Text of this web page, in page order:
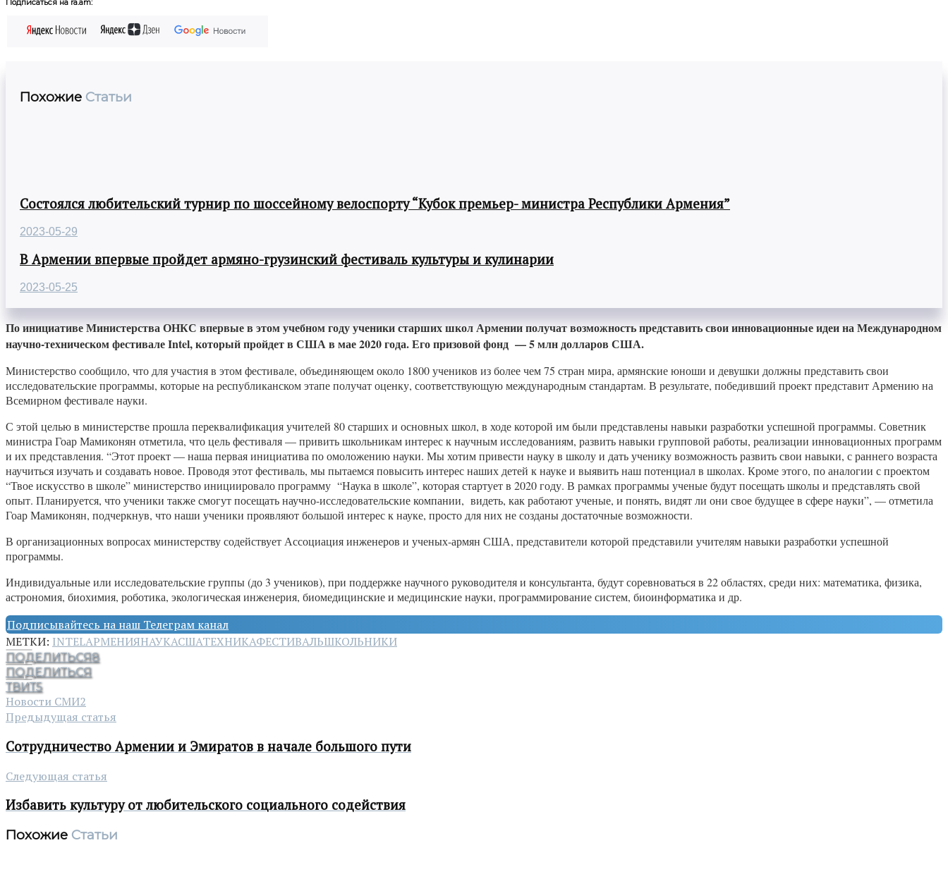
Подписаться на ra.am:
Похожие Статьи
Состоялся любительский турнир по шоссейному велоспорту “Кубок премьер- министра Республики Армения”
2023-05-29
В Армении впервые пройдет армяно-грузинский фестиваль культуры и кулинарии
2023-05-25
По инициативе Министерства ОНКС впервые в этом учебном году ученики старших школ Армении получат возможность представить свои инновационные идеи на Международном
научно-техническом фестивале Intel, который пройдет в США в мае 2020 года. Его призовой фонд — 5 млн долларов США.
Министерство сообщило, что для участия в этом фестивале, объединяющем около 1800 учеников из более чем 75 стран мира, армянские юноши и девушки должны представить свои
исследовательские программы, которые на республиканском этапе получат оценку, соответствующую международным стандартам. В результате, победивший проект представит Армению на
Всемирном фестивале науки.
С этой целью в министерстве прошла переквалификация учителей 80 старших и основных школ, в ходе которой им были представлены навыки разработки успешной программы. Советник
министра Гоар Мамиконян отметила, что цель фестиваля — привить школьникам интерес к научным исследованиям, развить навыки групповой работы, реализации инновационных программ
и их представления. “Этот проект — наша первая инициатива по омоложению науки. Мы хотим привести науку в школу и дать ученику возможность развить свои навыки, с раннего возраста
научиться изучать и создавать новое. Проводя этот фестиваль, мы пытаемся повысить интерес наших детей к науке и выявить наш потенциал в школах. Кроме этого, по аналогии с проектом
“Твое искусство в школе” министерство инициировало программу “Наука в школе”, которая стартует в 2020 году. В рамках программы ученые будут посещать школы и представлять свой
опыт. Планируется, что ученики также смогут посещать научно-исследовательские компании, видеть, как работают ученые, и понять, видят ли они свое будущее в сфере науки”, — отметила
Гоар Мамиконян, подчеркнув, что наши ученики проявляют большой интерес к науке, просто для них не созданы достаточные возможности.
В организационных вопросах министерству содействует Ассоциация инженеров и ученых-армян США, представители которой представили учителям навыки разработки успешной
программы.
Индивидуальные или исследовательские группы (до 3 учеников), при поддержке научного руководителя и консультанта, будут соревноваться в 22 областях, среди них: математика, физика,
астрономия, биохимия, роботика, экологическая инженерия, биомедицинские и медицинские науки, программирование систем, биоинформатика и др.
Подписывайтесь на наш Телеграм канал
МЕТКИ: INTELАРМЕНИЯНАУКАСШАТЕХНИКАФЕСТИВАЛЬШКОЛЬНИКИ
ПОДЕЛИТЬСЯ8
ПОДЕЛИТЬСЯ
ТВИТ5
Новости СМИ2
Предыдущая статья
Сотрудничество Армении и Эмиратов в начале большого пути
Следующая статья
Избавить культуру от любительского социального содействия
Похожие Статьи